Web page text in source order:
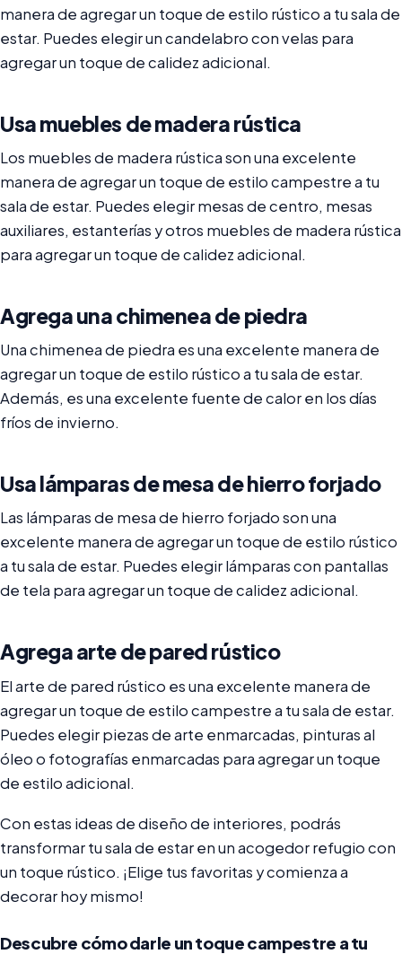
manera de agregar un toque de estilo rústico a tu sala de
estar. Puedes elegir un candelabro con velas para
agregar un toque de calidez adicional.
Usa muebles de madera rústica
Los muebles de madera rústica son una excelente
manera de agregar un toque de estilo campestre a tu
sala de estar. Puedes elegir mesas de centro, mesas
auxiliares, estanterías y otros muebles de madera rústica
para agregar un toque de calidez adicional.
Agrega una chimenea de piedra
Una chimenea de piedra es una excelente manera de
agregar un toque de estilo rústico a tu sala de estar.
Además, es una excelente fuente de calor en los días
fríos de invierno.
Usa lámparas de mesa de hierro forjado
Las lámparas de mesa de hierro forjado son una
excelente manera de agregar un toque de estilo rústico
a tu sala de estar. Puedes elegir lámparas con pantallas
de tela para agregar un toque de calidez adicional.
Agrega arte de pared rústico
El arte de pared rústico es una excelente manera de
agregar un toque de estilo campestre a tu sala de estar.
Puedes elegir piezas de arte enmarcadas, pinturas al
óleo o fotografías enmarcadas para agregar un toque
de estilo adicional.
Con estas ideas de diseño de interiores, podrás
transformar tu sala de estar en un acogedor refugio con
un toque rústico. ¡Elige tus favoritas y comienza a
decorar hoy mismo!
Descubre cómo darle un toque campestre a tu